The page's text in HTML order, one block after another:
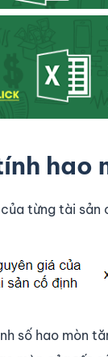
hao
từng tài
số hao mòn